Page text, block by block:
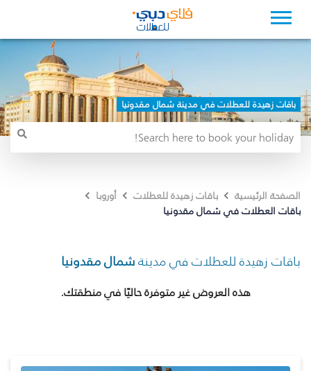
باقات زهيدة للعطلات في مدينة شمال مقدونيا
الصفحة الرئيسية باقات زهيدة للعطلات
أوروبا
باقات العطلات في شمال مقدونيا
باقات زهيدة للعطلات في مدينةشمال مقدونيا
هذه العروض غير متوفرة حاليًا في منطقتك.